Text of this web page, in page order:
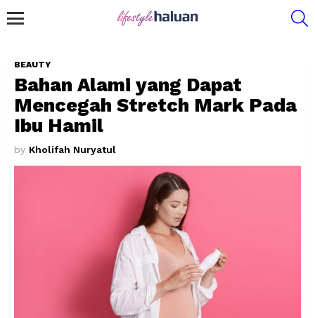
BEAUTY
Bahan Alami yang Dapat
Mencegah Stretch Mark Pada
Ibu Hamil
by Kholifah Nuryatul